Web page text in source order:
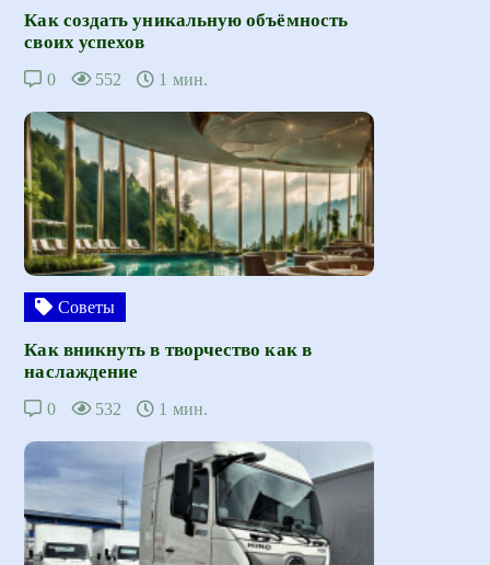
Как создать уникальную объёмность
своих успехов
0 552 1 мин.
Советы
Как вникнуть в творчество как в
наслаждение
0 532 1 мин.